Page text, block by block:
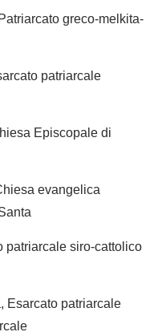
greco-melkita-
patriarcale
Episcopale di
evangelica
siro-cattolico
Esarcato patriarcale